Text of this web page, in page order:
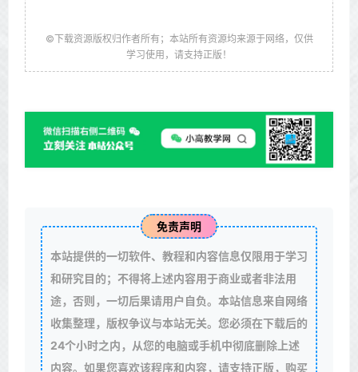
©下载资源版权归作者所有；本站所有资源均来源于网络，仅供
学习使用，请支持正版！
免责声明
本站提供的一切软件、教程和内容信息仅限用于学习
和研究目的；不得将上述内容用于商业或者非法用
途，否则，一切后果请用户自负。本站信息来自网络
收集整理，版权争议与本站无关。您必须在下载后的
24个小时之内，从您的电脑或手机中彻底删除上述
内容。如果您喜欢该程序和内容，请支持正版，购买